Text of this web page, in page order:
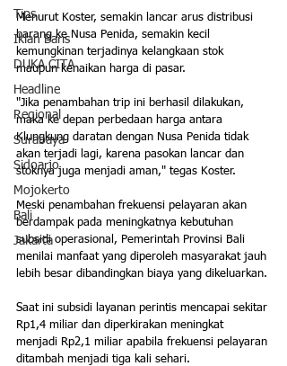
Tips
Iklan Baris
DUKA CITA
Headline
Regional
Surabaya
Sidoarjo
Mojokerto
Bali
Jakarta
Menurut Koster, semakin lancar arus distribusi
barang ke Nusa Penida, semakin kecil
kemungkinan terjadinya kelangkaan stok
maupun kenaikan harga di pasar.
"Jika penambahan trip ini berhasil dilakukan,
maka ke depan perbedaan harga antara
Klungkung daratan dengan Nusa Penida tidak
akan terjadi lagi, karena pasokan lancar dan
stoknya juga menjadi aman," tegas Koster.
Meski penambahan frekuensi pelayaran akan
berdampak pada meningkatnya kebutuhan
subsidi operasional, Pemerintah Provinsi Bali
menilai manfaat yang diperoleh masyarakat jauh
lebih besar dibandingkan biaya yang dikeluarkan.
Saat ini subsidi layanan perintis mencapai sekitar
Rp1,4 miliar dan diperkirakan meningkat
menjadi Rp2,1 miliar apabila frekuensi pelayaran
ditambah menjadi tiga kali sehari.